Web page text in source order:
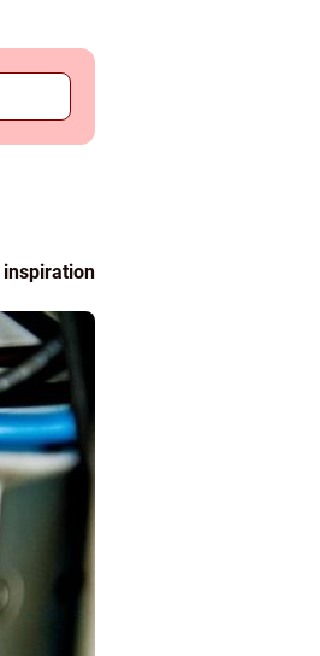
inspiration